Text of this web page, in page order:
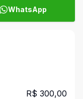
WhatsApp
R$ 300,00